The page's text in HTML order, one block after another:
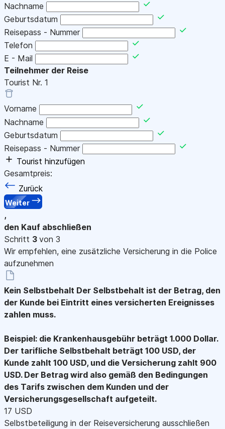
Nachname
Geburtsdatum
Reisepass - Nummer
Telefon
E - Mail
Teilnehmer der Reise
Tourist Nr. 1
Vorname
Nachname
Geburtsdatum
Reisepass - Nummer
Tourist hinzufügen
Gesamtpreis:
Zurück
Weiter
,
den Kauf abschließen
Schritt 3 von 3
Wir empfehlen, eine zusätzliche Versicherung in die Police
aufzunehmen
Kein Selbstbehalt Der Selbstbehalt ist der Betrag, den
der Kunde bei Eintritt eines versicherten Ereignisses
zahlen muss.
Beispiel: die Krankenhausgebühr beträgt 1.000 Dollar.
Der tarifliche Selbstbehalt beträgt 100 USD, der
Kunde zahlt 100 USD, und die Versicherung zahlt 900
USD. Der Betrag wird also gemäß den Bedingungen
des Tarifs zwischen dem Kunden und der
Versicherungsgesellschaft aufgeteilt.
17 USD
Selbstbeteiligung in der Reiseversicherung ausschließen